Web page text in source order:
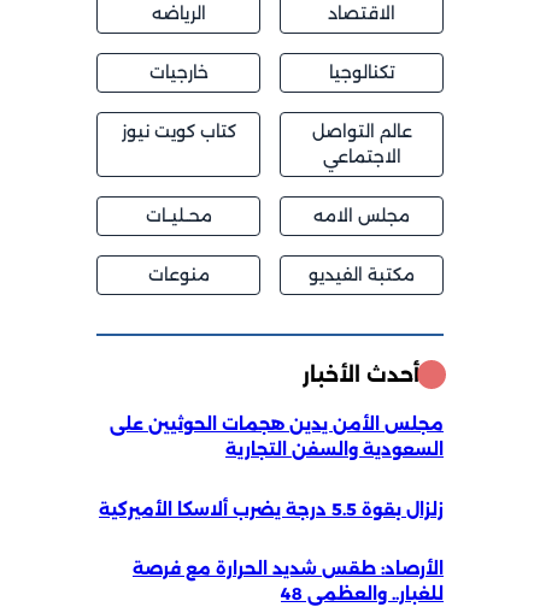
الاقتصاد الرياضه
تكنالوجيا خارجيات
عالم التواصل
الاجتماعي
كتاب كويت نيوز
مجلس الامه محــليــات
مكتبة الفيديو منوعات
أحدث الأخبار
مجلس الأمن يدين هجمات الحوثيين على
السعودية والسفن التجارية
زلزال بقوة 5.5 درجة يضرب ألاسكا الأميركية
الأرصاد: طقس شديد الحرارة مع فرصة
للغبار.. والعظمى 48